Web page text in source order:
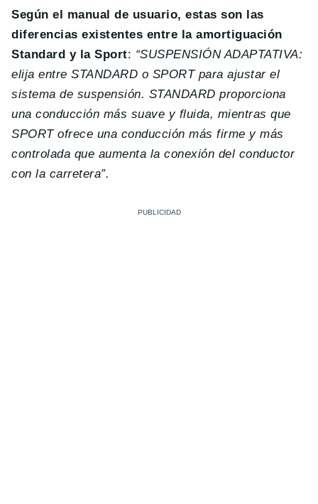
Según el manual de usuario, estas son las
diferencias existentes entre la amortiguación
Standard y la Sport: “SUSPENSIÓN ADAPTATIVA:
elija entre STANDARD o SPORT para ajustar el
sistema de suspensión. STANDARD proporciona
una conducción más suave y fluida, mientras que
SPORT ofrece una conducción más firme y más
controlada que aumenta la conexión del conductor
con la carretera”.